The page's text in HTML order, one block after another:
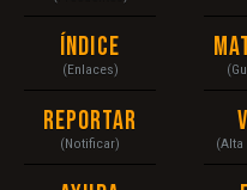
Índice
(Enlaces)
Reportar
(Notificar) (Alta